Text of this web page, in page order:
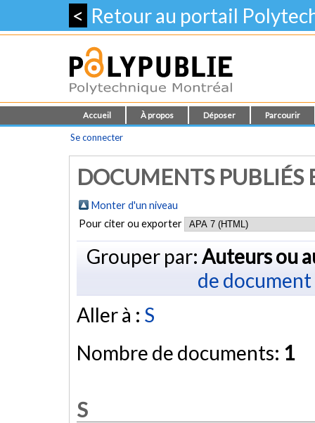
< Retour au portail
Accueil À propos Déposer Parcourir
Se connecter
DOCUMENTS PUBLIÉS
Monter d'un niveau
Pour citer ou exporter
Grouper par: Auteurs ou
de document
Aller à : S
Nombre de documents: 1
S